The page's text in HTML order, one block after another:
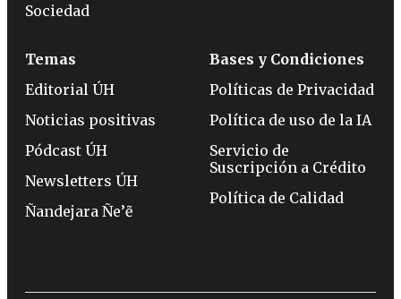
Sociedad
Temas
Editorial ÚH
Noticias positivas
Pódcast ÚH
Newsletters ÚH
Ñandejara Ñe’ẽ
Bases y Condiciones
Políticas de Privacidad
Política de uso de la IA
Servicio de
Suscripción a Crédito
Política de Calidad